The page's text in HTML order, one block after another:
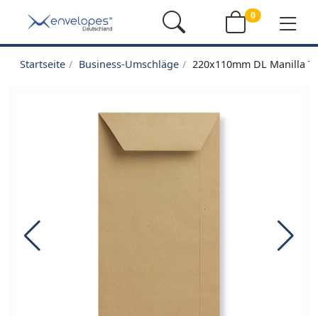
0
Startseite Business-Umschläge 220x110mm DL Manilla